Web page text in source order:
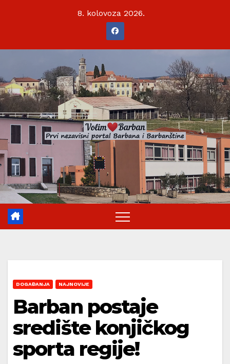
8. kolovoza 2026.
DOGAĐANJA NAJNOVIJE
Barban postaje
središte konjičkog
sporta regije!